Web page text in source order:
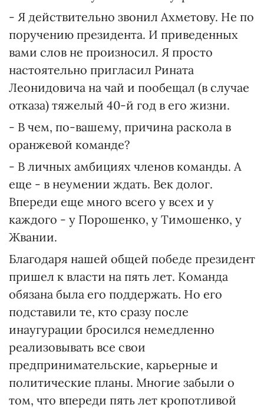
- Я действительно звонил Ахметову. Не по
поручению президента. И приведенных
вами слов не произносил. Я просто
настоятельно пригласил Рината
Леонидовича на чай и пообещал (в случае
отказа) тяжелый 40-й год в его жизни.
- В чем, по-вашему, причина раскола в
оранжевой команде?
- В личных амбициях членов команды. А
еще - в неумении ждать. Век долог.
Впереди еще много всего у всех и у
каждого - у Порошенко, у Тимошенко, у
Жвании.
Благодаря нашей общей победе президент
пришел к власти на пять лет. Команда
обязана была его поддержать. Но его
подставили те, кто сразу после
инаугурации бросился немедленно
реализовывать все свои
предпринимательские, карьерные и
политические планы. Многие забыли о
том, что впереди пять лет кропотливой